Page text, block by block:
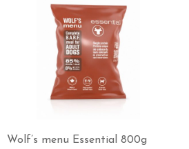
Wolf’s menu Essential 800g